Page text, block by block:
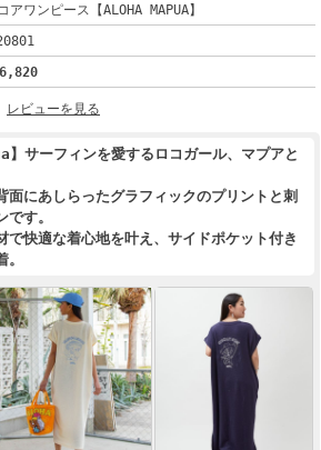
アワンピース【ALOHA MAPUA】
6,820
レビューを見る
サーフィンを愛するロコガール、マプアと
面にあしらったグラフィックのプリントと刺
す。
で快適な着心地を叶え、サイドポケット付き